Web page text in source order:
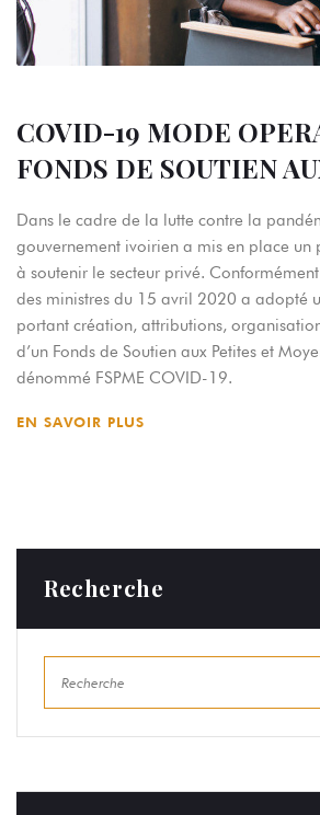
COVID-19 MODE
FONDS DE SOUTIEN
Dans le cadre de la lutte contre la
gouvernement ivoirien a mis en place un
à soutenir le secteur privé.
des ministres du 15 avril 2020 a adopté
portant création, attributions,
d’un Fonds de Soutien aux Petites et
dénommé FSPME COVID-19.
EN SAVOIR PLUS
Recherche